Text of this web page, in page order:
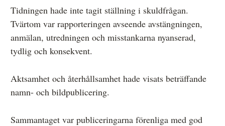
Tidningen hade inte tagit ställning i skuldfrågan.
Tvärtom var rapporteringen avseende avstängningen,
anmälan, utredningen och misstankarna nyanserad,
tydlig och konsekvent.
Aktsamhet och återhållsamhet hade visats beträffande
namn- och bildpublicering.
Sammantaget var publiceringarna förenliga med god